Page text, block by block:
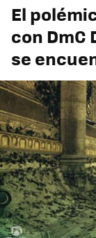
El
con DmC
se